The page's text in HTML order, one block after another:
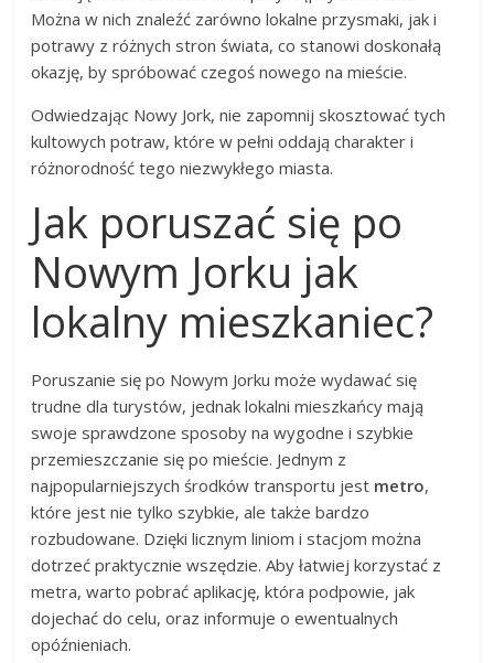
Można w nich znaleźć zarówno lokalne przysmaki, jak i
potrawy z różnych stron świata, co stanowi doskonałą
okazję, by spróbować czegoś nowego na mieście.
Odwiedzając Nowy Jork, nie zapomnij skosztować tych
kultowych potraw, które w pełni oddają charakter i
różnorodność tego niezwykłego miasta.
Jak poruszać się po
Nowym Jorku jak
lokalny mieszkaniec?
Poruszanie się po Nowym Jorku może wydawać się
trudne dla turystów, jednak lokalni mieszkańcy mają
swoje sprawdzone sposoby na wygodne i szybkie
przemieszczanie się po mieście. Jednym z
najpopularniejszych środków transportu jest metro,
które jest nie tylko szybkie, ale także bardzo
rozbudowane. Dzięki licznym liniom i stacjom można
dotrzeć praktycznie wszędzie. Aby łatwiej korzystać z
metra, warto pobrać aplikację, która podpowie, jak
dojechać do celu, oraz informuje o ewentualnych
opóźnieniach.